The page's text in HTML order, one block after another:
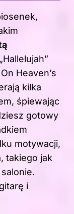
Heaven’s
kilka
śpiewając
gotowy
motywacji,
takiego jak
i